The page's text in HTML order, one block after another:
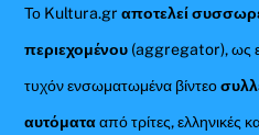
Το Kultura.grαποτελεί
περιεχομένου (aggregator), ως
τυχόν ενσωματωμένα βίντεο
αυτόματααπό τρίτες, ελληνικές